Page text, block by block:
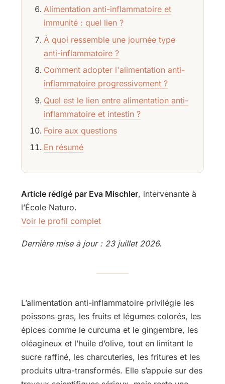
Alimentation anti-inflammatoire et
immunité : quel lien ?
À quoi ressemble une journée type
anti-inflammatoire ?
Comment adopter l'alimentation anti-
inflammatoire progressivement ?
Quel est le lien entre alimentation anti-
inflammatoire et intestin ?
Foire aux questions
En résumé
Article rédigé par Eva Mischler, intervenante à
l’École Naturo.
Voir le profil complet
Dernière mise à jour : 23 juillet 2026.
L’alimentation anti-inflammatoire privilégie les
poissons gras, les fruits et légumes colorés, les
épices comme le curcuma et le gingembre, les
oléagineux et l’huile d’olive, tout en limitant le
sucre raffiné, les charcuteries, les fritures et les
produits ultra-transformés. Elle s’appuie sur des